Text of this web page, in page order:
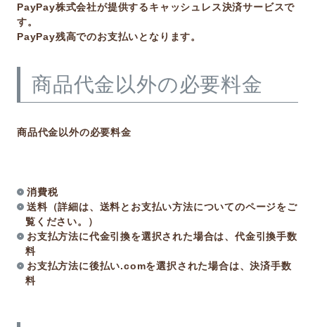
PayPay株式会社が提供するキャッシュレス決済サービスで
す。
PayPay残高でのお支払いとなります。
商品代金以外の必要料金
商品代金以外の必要料金
消費税
送料（詳細は、送料とお支払い方法についてのページをご
覧ください。）
お支払方法に代金引換を選択された場合は、代金引換手数
料
お支払方法に後払い.comを選択された場合は、決済手数
料